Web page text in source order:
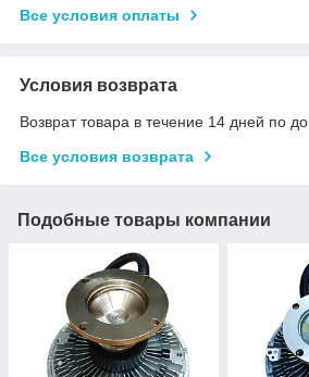
Все условия оплаты
Условия возврата
Возврат товара в течение 14 дней по
Все условия возврата
Подобные товары компании